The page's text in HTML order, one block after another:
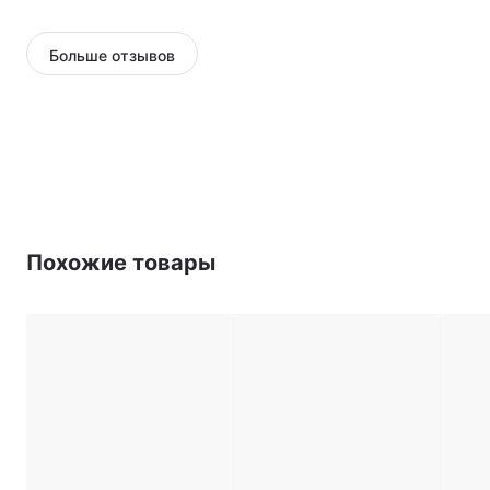
автоматическую регулировку света. Время
ее перезарядки уменьшено до 6.5 секунд, поэтому
Больше отзывов
Похожие товары